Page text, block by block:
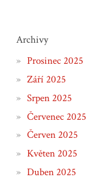
Archivy
Prosinec 2025
Září 2025
Srpen 2025
Červenec 2025
Červen 2025
Květen 2025
Duben 2025